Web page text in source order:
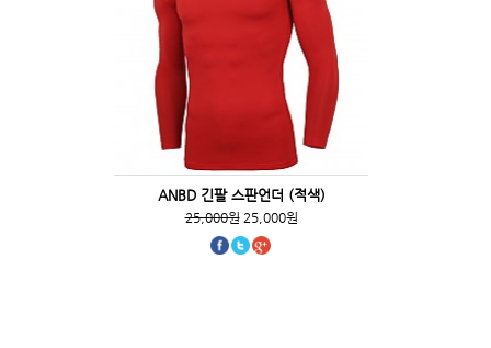
ANBD 긴팔 스판언더 (적색)
25,000원25,000원